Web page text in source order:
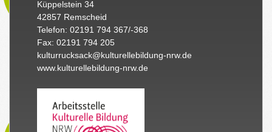
Küppelstein 34
42857 Remscheid
Telefon: 02191 794 367/-368
Fax: 02191 794 205
kulturrucksack@kulturellebildung-nrw.de
www.kulturellebildung-nrw.de